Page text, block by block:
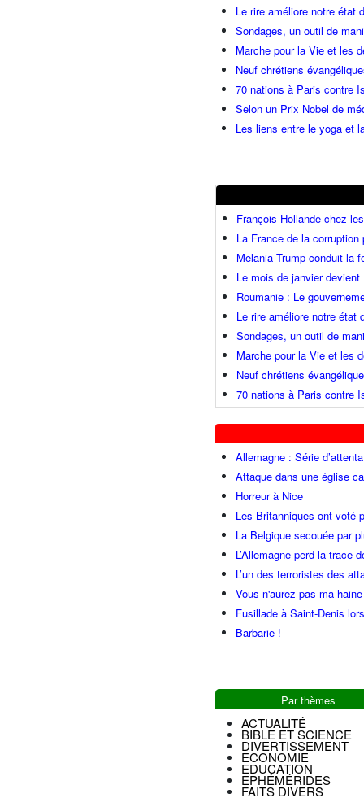
Le rire améliore notre état
Sondages, un outil de
Marche pour la Vie et les
Neuf chrétiens
70 nations à Paris contre
Selon un Prix Nobel de
Les liens entre le yoga et
François Hollande chez
La France de la
Melania Trump conduit la
Le mois de janvier
Roumanie : Le
Le rire améliore notre état
Sondages, un outil de
Marche pour la Vie et les
Neuf chrétiens
70 nations à Paris contre
Allemagne : Série
Attaque dans une église
Horreur à Nice
Les Britanniques ont voté
La Belgique secouée par
L’Allemagne perd la trace
L’un des terroristes des
Vous n'aurez pas ma haine
Fusillade à Saint-Denis
Barbarie !
Par thèmes
ACTUALITÉ
BIBLE ET SCIENCE
DIVERTISSEMENT
ECONOMIE
EDUCATION
EPHÉMÉRIDES
FAITS DIVERS